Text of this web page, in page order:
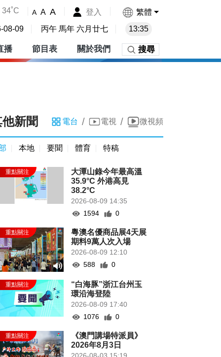
34˚C A A A 登入 繁體
08-09 丙午 馬年 六月廿七 13:35
播 節目表 關於我們 搜尋
新聞 電台 / 電視 / 微視頻
本地 要聞 體育 特稿
大潭山錄今年最高溫
35.9°C 外港高見
38.2°C
2026-08-09 14:35
1594
0
粵澳名優商品展4天展
期料9萬人次入場
2026-08-09 12:10
588
0
“白海豚”浙江台州玉
環沿海登陸
2026-08-09 17:40
1076
0
《澳門講場特派員》
2026年8月3日